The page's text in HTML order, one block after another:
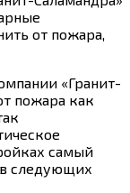
от пожара,
«Гранит-
пожара как
самый
следующих